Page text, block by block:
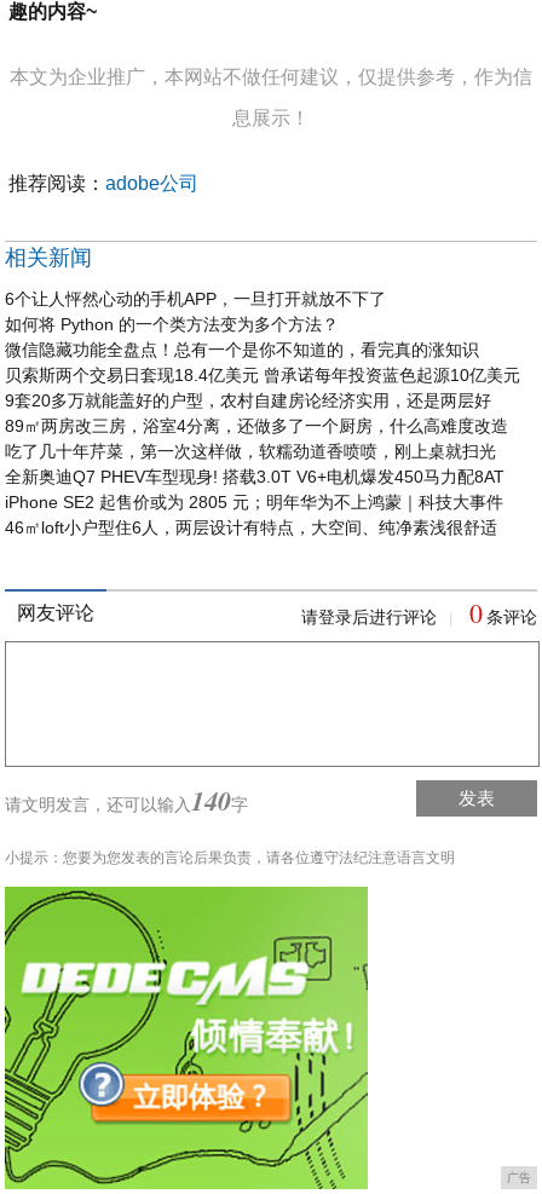
趣的内容~
本文为企业推广，本网站不做任何建议，仅提供参考，作为信
息展示！
推荐阅读：adobe公司
相关新闻
6个让人怦然心动的手机APP，一旦打开就放不下了
如何将 Python 的一个类方法变为多个方法？
微信隐藏功能全盘点！总有一个是你不知道的，看完真的涨知识
贝索斯两个交易日套现18.4亿美元 曾承诺每年投资蓝色起源10亿美元
9套20多万就能盖好的户型，农村自建房论经济实用，还是两层好
89㎡两房改三房，浴室4分离，还做多了一个厨房，什么高难度改造
吃了几十年芹菜，第一次这样做，软糯劲道香喷喷，刚上桌就扫光
全新奥迪Q7 PHEV车型现身! 搭载3.0T V6+电机爆发450马力配8AT
iPhone SE2 起售价或为 2805 元；明年华为不上鸿蒙｜科技大事件
46㎡loft小户型住6人，两层设计有特点，大空间、纯净素浅很舒适
网友评论 请登录后进行评论 0 条评论
请文明发言，还可以输入 140字 发表
小提示：您要为您发表的言论后果负责，请各位遵守法纪注意语言文明
广告